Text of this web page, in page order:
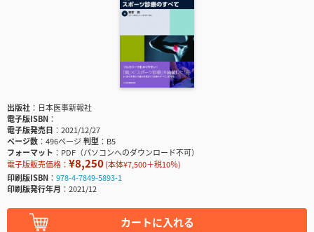
出版社
日本医事新報社
電子版ISBN
電子版発売日
2021/12/27
ページ数
496ページ判型
B5
フォーマット
PDF（パソコンへのダウンロード不可）
電子版販売価格： ¥8,250(本体¥7,500＋税10％)
印刷版ISBN
978-4-7849-5893-1
印刷版発行年月
2021/12
カートに入れる